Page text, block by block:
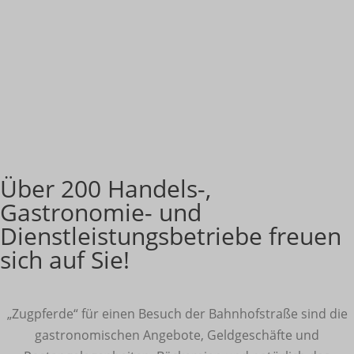
Über 200 Handels-,
Gastronomie- und
Dienstleistungsbetriebe freuen
sich auf Sie!
„Zugpferde“ für einen Besuch der Bahnhofstraße sind die
gastronomischen Angebote, Geldgeschäfte und